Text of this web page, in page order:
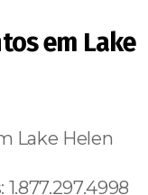
em Lake
Lake Helen